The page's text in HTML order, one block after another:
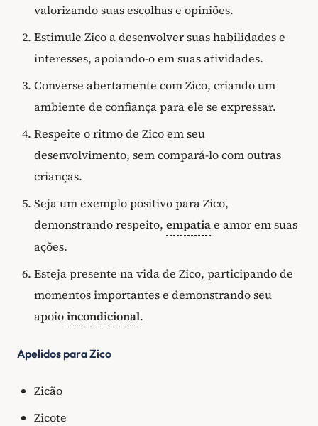
valorizando suas escolhas e opiniões.
Estimule Zico a desenvolver suas habilidades e
interesses, apoiando-o em suas atividades.
Converse abertamente com Zico, criando um
ambiente de confiança para ele se expressar.
Respeite o ritmo de Zico em seu
desenvolvimento, sem compará-lo com outras
crianças.
Seja um exemplo positivo para Zico,
demonstrando respeito, empatiae amor em suas
ações.
Esteja presente na vida de Zico, participando de
momentos importantes e demonstrando seu
apoioincondicional.
Apelidos para Zico
Zicão
Zicote